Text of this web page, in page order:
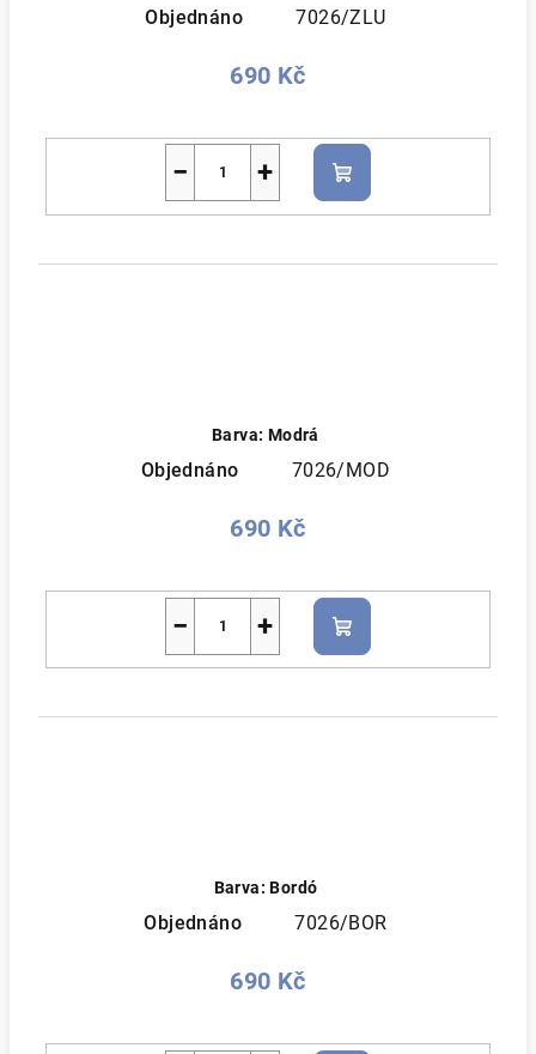
Objednáno 7026/ZLU
690 Kč
+
−
Do
košíku
Barva: Modrá
Objednáno 7026/MOD
690 Kč
+
−
Do
košíku
Barva: Bordó
Objednáno 7026/BOR
690 Kč